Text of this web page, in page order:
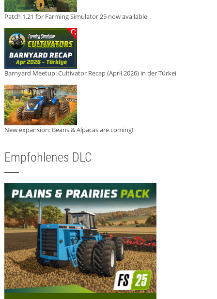
Patch 1.21 for Farming Simulator 25 now available
Barnyard Meetup: Cultivator Recap (April 2026) in der Türkei
New expansion: Beans & Alpacas are coming!
Empfohlenes DLC